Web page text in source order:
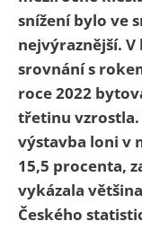
snížení bylo ve
nejvýraznější.
srovnání s
roce 2022
třetinu vzrostla.
výstavba loni v
15,5 procenta,
vykázala
Českého